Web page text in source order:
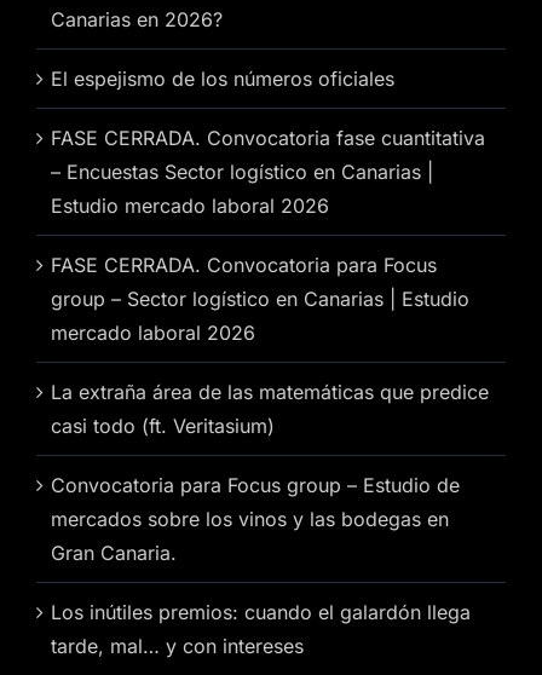
Canarias en 2026?
El espejismo de los números oficiales
FASE CERRADA. Convocatoria fase cuantitativa
– Encuestas Sector logístico en Canarias |
Estudio mercado laboral 2026
FASE CERRADA. Convocatoria para Focus
group – Sector logístico en Canarias | Estudio
mercado laboral 2026
La extraña área de las matemáticas que predice
casi todo (ft. Veritasium)
Convocatoria para Focus group – Estudio de
mercados sobre los vinos y las bodegas en
Gran Canaria.
Los inútiles premios: cuando el galardón llega
tarde, mal… y con intereses